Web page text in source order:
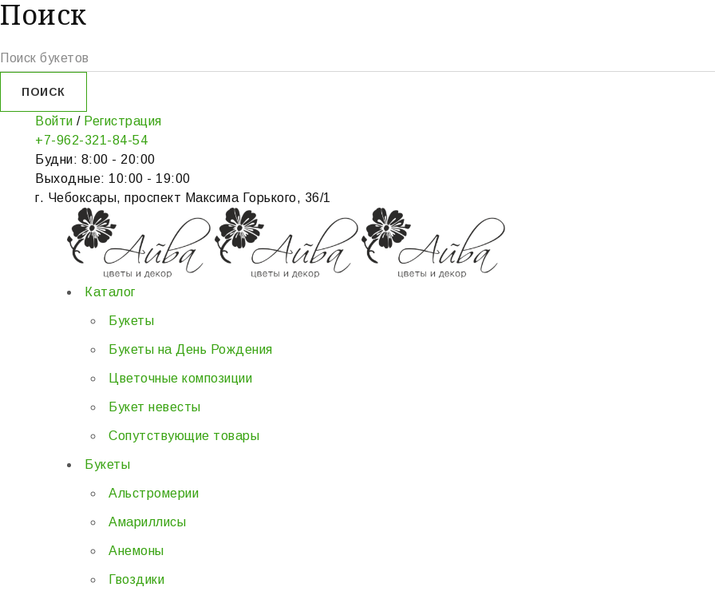
Поиск
Войти / Регистрация
+7-962-321-84-54
Будни: 8:00 - 20:00
Выходные: 10:00 - 19:00
г. Чебоксары, проспект Максима Горького, 36/1
Каталог
Букеты
Букеты на День Рождения
Цветочные композиции
Букет невесты
Сопутствующие товары
Букеты
Альстромерии
Амариллисы
Анемоны
Гвоздики